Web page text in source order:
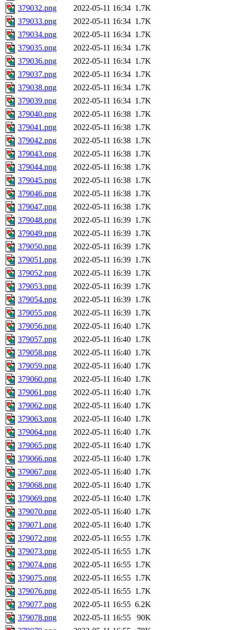
379032.png
2022-05-11 16:34 1.7K
379033.png
2022-05-11 16:34 1.7K
379034.png
2022-05-11 16:34 1.7K
379035.png
2022-05-11 16:34 1.7K
379036.png
2022-05-11 16:34 1.7K
379037.png
2022-05-11 16:34 1.7K
379038.png
2022-05-11 16:34 1.7K
379039.png
2022-05-11 16:34 1.7K
379040.png
2022-05-11 16:38 1.7K
379041.png
2022-05-11 16:38 1.7K
379042.png
2022-05-11 16:38 1.7K
379043.png
2022-05-11 16:38 1.7K
379044.png
2022-05-11 16:38 1.7K
379045.png
2022-05-11 16:38 1.7K
379046.png
2022-05-11 16:38 1.7K
379047.png
2022-05-11 16:38 1.7K
379048.png
2022-05-11 16:39 1.7K
379049.png
2022-05-11 16:39 1.7K
379050.png
2022-05-11 16:39 1.7K
379051.png
2022-05-11 16:39 1.7K
379052.png
2022-05-11 16:39 1.7K
379053.png
2022-05-11 16:39 1.7K
379054.png
2022-05-11 16:39 1.7K
379055.png
2022-05-11 16:39 1.7K
379056.png
2022-05-11 16:40 1.7K
379057.png
2022-05-11 16:40 1.7K
379058.png
2022-05-11 16:40 1.7K
379059.png
2022-05-11 16:40 1.7K
379060.png
2022-05-11 16:40 1.7K
379061.png
2022-05-11 16:40 1.7K
379062.png
2022-05-11 16:40 1.7K
379063.png
2022-05-11 16:40 1.7K
379064.png
2022-05-11 16:40 1.7K
379065.png
2022-05-11 16:40 1.7K
379066.png
2022-05-11 16:40 1.7K
379067.png
2022-05-11 16:40 1.7K
379068.png
2022-05-11 16:40 1.7K
379069.png
2022-05-11 16:40 1.7K
379070.png
2022-05-11 16:40 1.7K
379071.png
2022-05-11 16:40 1.7K
379072.png
2022-05-11 16:55 1.7K
379073.png
2022-05-11 16:55 1.7K
379074.png
2022-05-11 16:55 1.7K
379075.png
2022-05-11 16:55 1.7K
379076.png
2022-05-11 16:55 1.7K
379077.png
2022-05-11 16:55 6.2K
379078.png
2022-05-11 16:55
90K